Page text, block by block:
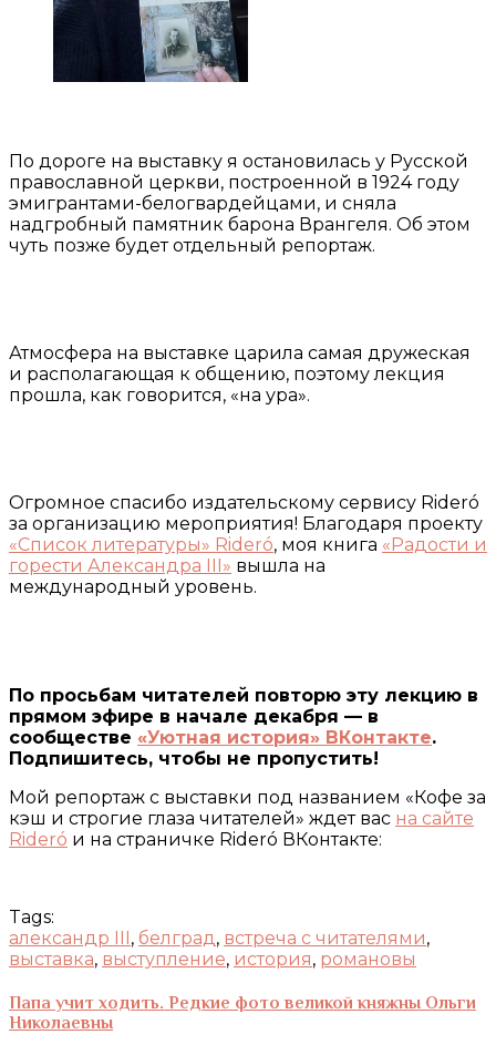
По дороге на выставку я остановилась у Русской
православной церкви, построенной в 1924 году
эмигрантами-белогвардейцами, и сняла
надгробный памятник барона Врангеля. Об этом
чуть позже будет отдельный репортаж.
Атмосфера на выставке царила самая дружеская
и располагающая к общению, поэтому лекция
прошла, как говорится, «на ура».
Огромное спасибо издательскому сервису Rideró
за организацию мероприятия! Благодаря проекту
«Список литературы» Rideró, моя книга «Радости и
горести Александра III» вышла на
международный уровень.
По просьбам читателей повторю эту лекцию в
прямом эфире в начале декабря — в
сообществе «Уютная история» ВКонтакте.
Подпишитесь, чтобы не пропустить!
Мой репортаж с выставки под названием «Кофе за
кэш и строгие глаза читателей» ждет вас на сайте
Rideró и на страничке Rideró ВКонтакте:
Tags:
александр III, белград, встреча с читателями,
выставка, выступление, история, романовы
Папа учит ходить. Редкие фото великой княжны Ольги
Николаевны